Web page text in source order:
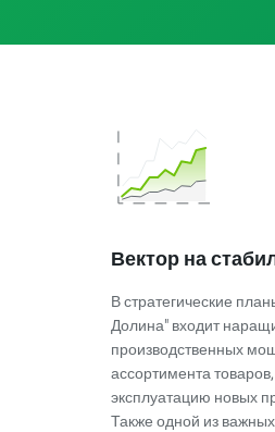
Вектор на
В стратегические
Долина" входит
производственных
ассортимента
эксплуатацию новых
Также одной из